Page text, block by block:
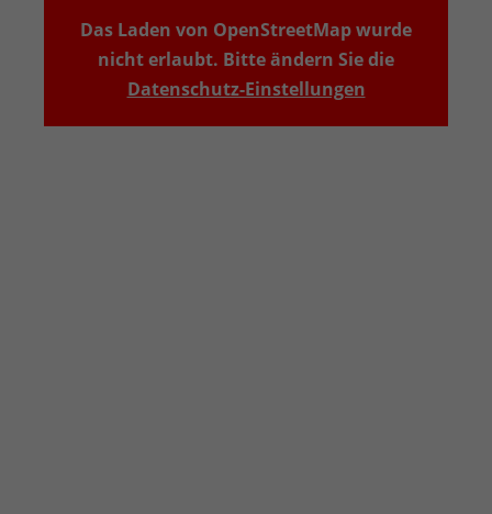
Das Laden von OpenStreetMap wurde
nicht erlaubt. Bitte ändern Sie die
Datenschutz-Einstellungen